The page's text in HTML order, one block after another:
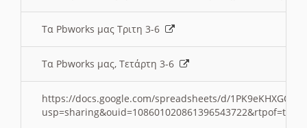
Τα Pbworks μας Τριτη 3-6
Τα Pbworks μας, Τετάρτη 3-6
https://docs.google.com/spreadsheets/d/